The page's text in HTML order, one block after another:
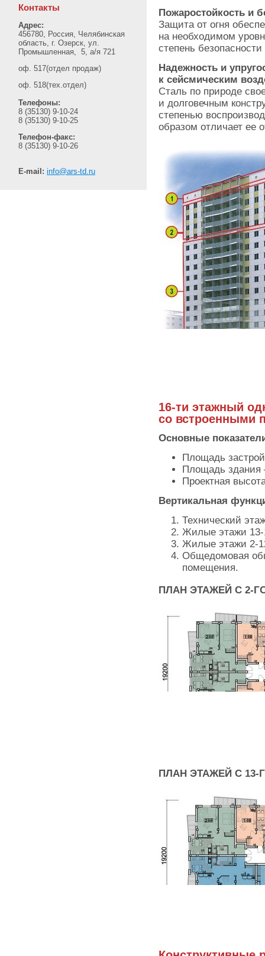
Контакты
Адрес:
456780, Россия, Челябинская
область, г. Озерск, ул.
Промышленная, 5, а/я 721
оф. 517(отдел продаж)
оф. 518(тех.отдел)
Телефоны:
8 (35130) 9-10-24
8 (35130) 9-10-25
Телефон-факс:
8 (35130) 9-10-26
E-mail: info@ars-td.ru
Пожаростойкость и
Защита от огня
на необходимом
степень
Надежность и
к сейсмическим
Сталь по природе
и долговечным
степенью
образом отличает ее
16-ти этажный
со встроенными
Основные
Площадь
Площадь
Проектная
Вертикальная
Технический
Жилые этажи 13-
Жилые этажи 2-
Общедомовая
помещения.
ПЛАН ЭТАЖЕЙ С 2-
ПЛАН ЭТАЖЕЙ С 13-